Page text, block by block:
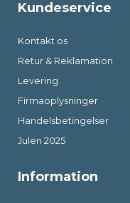
Kundeservice
Kontakt os
Retur & Reklamation
Levering
Firmaoplysninger
Handelsbetingelser
Julen 2025
Information